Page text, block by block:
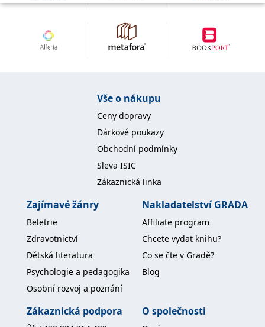
Vše o nákupu
Ceny dopravy
Dárkové poukazy
Obchodní podmínky
Sleva ISIC
Zákaznická linka
Zajímavé žánry
Beletrie
Zdravotnictví
Dětská literatura
Psychologie a pedagogika
Osobní rozvoj a poznání
Nakladatelství GRADA
Affiliate program
Chcete vydat knihu?
Co se čte v Gradě?
Blog
Zákaznická podpora O společnosti
NEZBYTNÉ ANALYTICKÉ MARKETINGOVÉ
FUNKČNÍ NEZAŘAZENÉ SOUBORY
Nezařazené soubory
Nezbytně nutné soubory cookie umožňují základní funkce webových
stránek, jako je přihlášení uživatele a správa účtu. Webové stránky nelze
bez nezbytně nutných souborů cookie správně používat.
Provider /
Doména
CookieScript
služba
Script.com k
předvoleb
soubory
Cookie-
Script.com